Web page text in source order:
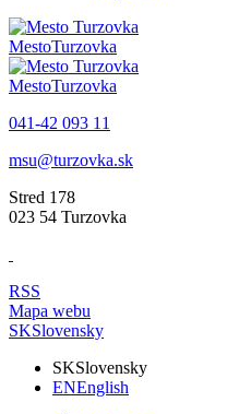
MestoTurzovka
MestoTurzovka
041-42 093 11
msu@turzovka.sk
Stred 178
023 54 Turzovka
RSS
Mapa webu
SKSlovensky
SKSlovensky
ENEnglish